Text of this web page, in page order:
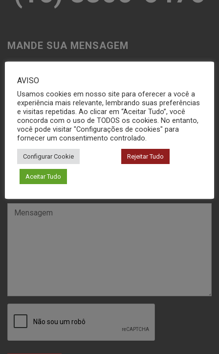
MANDE SUA MENSAGEM
AVISO
Usamos cookies em nosso site para oferecer a você a
experiência mais relevante, lembrando suas preferências
e visitas repetidas. Ao clicar em “Aceitar Tudo”, você
concorda com o uso de TODOS os cookies. No entanto,
você pode visitar "Configurações de cookies" para
fornecer um consentimento controlado.
Configurar Cookie Rejeitar Tudo
Aceitar Tudo